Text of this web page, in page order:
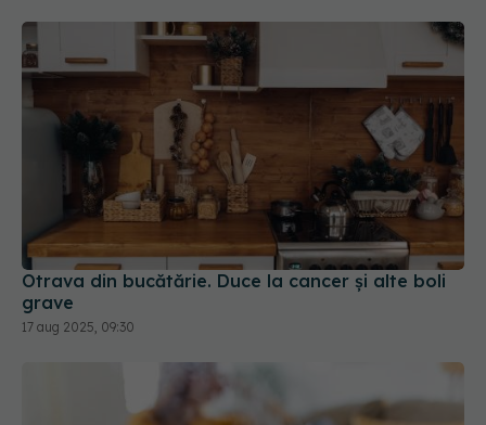
Otrava din bucătărie. Duce la cancer și alte boli
17 aug 2025, 09:30